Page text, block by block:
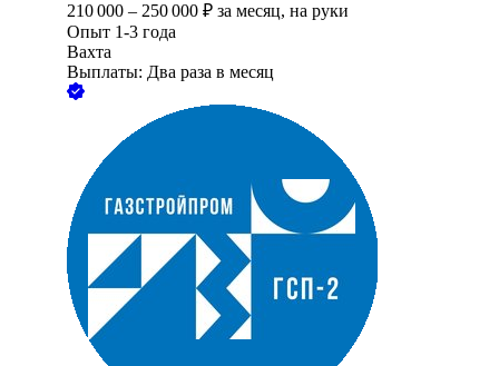
210 000 – 250 000 ₽ за месяц, на руки
Опыт 1-3 года
Вахта
Выплаты: Два раза в месяц